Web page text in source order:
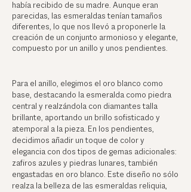
había recibido de su madre. Aunque eran
parecidas, las esmeraldas tenían tamaños
diferentes, lo que nos llevó a proponerle la
creación de un conjunto armonioso y elegante,
compuesto por un anillo y unos pendientes.
Para el anillo, elegimos el oro blanco como
base, destacando la esmeralda como piedra
central y realzándola con diamantes talla
brillante, aportando un brillo sofisticado y
atemporal a la pieza. En los pendientes,
decidimos añadir un toque de color y
elegancia con dos tipos de gemas adicionales:
zafiros azules y piedras lunares, también
engastadas en oro blanco. Este diseño no sólo
realza la belleza de las esmeraldas reliquia,